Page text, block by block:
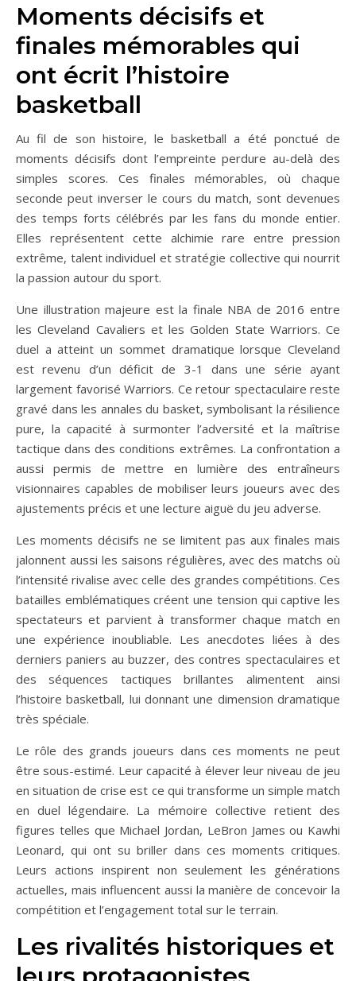
Moments décisifs et
finales mémorables qui
ont écrit l’histoire
basketball
Au fil de son histoire, le basketball a été ponctué de
moments décisifs dont l’empreinte perdure au-delà des
simples scores. Ces finales mémorables, où chaque
seconde peut inverser le cours du match, sont devenues
des temps forts célébrés par les fans du monde entier.
Elles représentent cette alchimie rare entre pression
extrême, talent individuel et stratégie collective qui nourrit
la passion autour du sport.
Une illustration majeure est la finale NBA de 2016 entre
les Cleveland Cavaliers et les Golden State Warriors. Ce
duel a atteint un sommet dramatique lorsque Cleveland
est revenu d’un déficit de 3-1 dans une série ayant
largement favorisé Warriors. Ce retour spectaculaire reste
gravé dans les annales du basket, symbolisant la résilience
pure, la capacité à surmonter l’adversité et la maîtrise
tactique dans des conditions extrêmes. La confrontation a
aussi permis de mettre en lumière des entraîneurs
visionnaires capables de mobiliser leurs joueurs avec des
ajustements précis et une lecture aiguë du jeu adverse.
Les moments décisifs ne se limitent pas aux finales mais
jalonnent aussi les saisons régulières, avec des matchs où
l’intensité rivalise avec celle des grandes compétitions. Ces
batailles emblématiques créent une tension qui captive les
spectateurs et parvient à transformer chaque match en
une expérience inoubliable. Les anecdotes liées à des
derniers paniers au buzzer, des contres spectaculaires et
des séquences tactiques brillantes alimentent ainsi
l’histoire basketball, lui donnant une dimension dramatique
très spéciale.
Le rôle des grands joueurs dans ces moments ne peut
être sous-estimé. Leur capacité à élever leur niveau de jeu
en situation de crise est ce qui transforme un simple match
en duel légendaire. La mémoire collective retient des
figures telles que Michael Jordan, LeBron James ou Kawhi
Leonard, qui ont su briller dans ces moments critiques.
Leurs actions inspirent non seulement les générations
actuelles, mais influencent aussi la manière de concevoir la
compétition et l’engagement total sur le terrain.
Les rivalités historiques et